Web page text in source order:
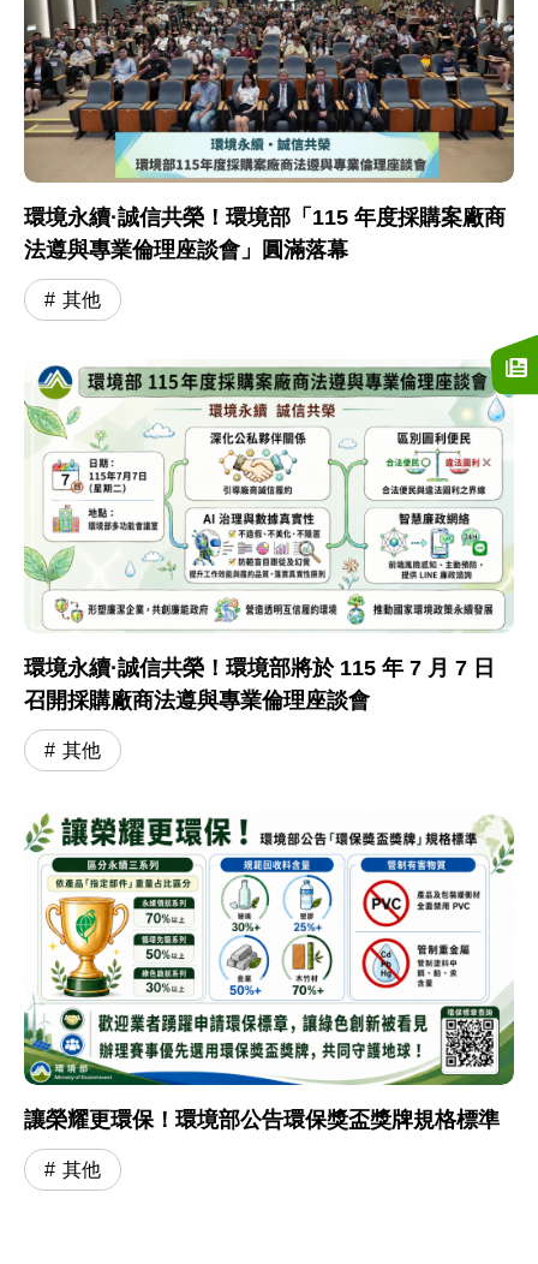
環境永續·誠信共榮！環境部「115 年度採購案廠商
法遵與專業倫理座談會」圓滿落幕
其他
環境永續·誠信共榮！環境部將於 115 年 7 月 7 日
召開採購廠商法遵與專業倫理座談會
其他
讓榮耀更環保！環境部公告環保獎盃獎牌規格標準
其他